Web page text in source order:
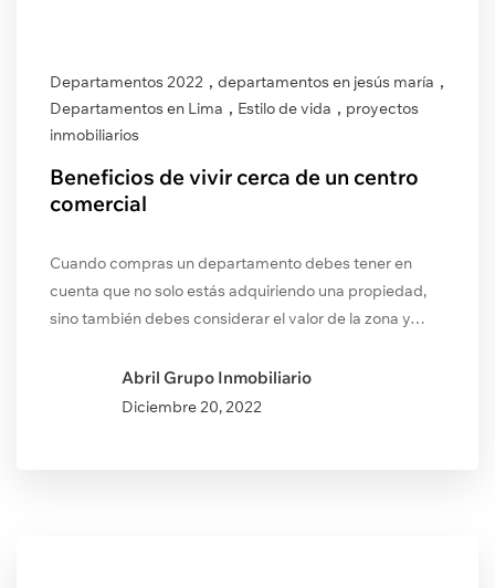
Departamentos 2022 , departamentos en jesús maría ,
Departamentos en Lima , Estilo de vida , proyectos
inmobiliarios
Beneficios de vivir cerca de un centro
comercial
Cuando compras un departamento debes tener en
cuenta que no solo estás adquiriendo una propiedad,
sino también debes considerar el valor de la zona y…
Abril Grupo Inmobiliario
Diciembre20, 2022